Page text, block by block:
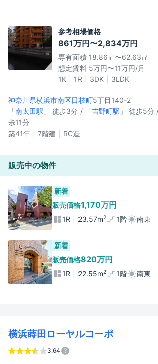
参考相場価格
861万円〜2,834万円
専有面積 18.86㎡〜62.63㎡
想定賃料 5万円〜11万円/月
1K
1R 3DK 3LDK
神奈川県横浜市南区日枝町5丁目140-2
「南太田駅 」 徒歩3分 / 「吉野町駅 」 徒歩5分
歩11分
築41年
7階建 RC造
販売中の物件
新着
販売価格1,170万円
1R 23.57m2 1階 南東
新着
販売価格820万円
1R 22.55m2 1階 南東
横浜蒔田ローヤルコーポ
3.64